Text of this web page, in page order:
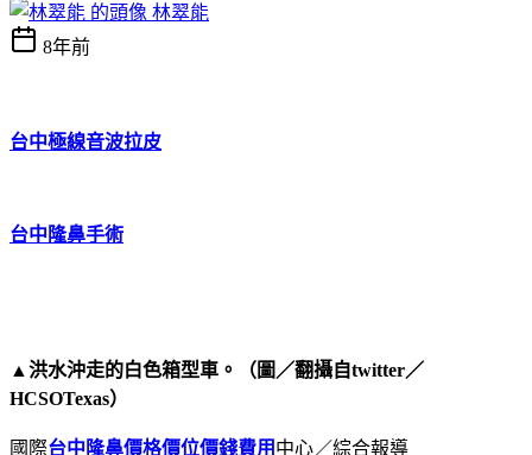
林翠能
8年前
台中極線音波拉皮
台中隆鼻手術
▲ 洪水沖走的白色箱型車。（圖／翻攝自twitter／
HCSOTexas）
國際台中隆鼻價格價位價錢費用 中心／綜合報導